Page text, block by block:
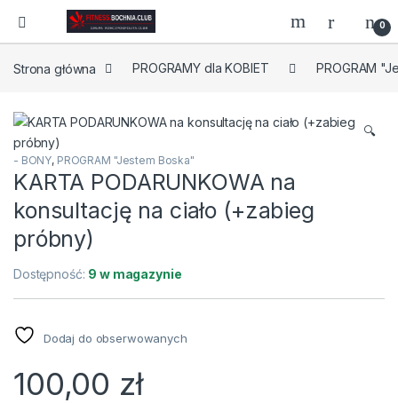
0
Strona główna PROGRAMY dla KOBIET PROGRAM
🔍
- BONY, PROGRAM "Jestem Boska"
KARTA PODARUNKOWA na
konsultację na ciało (+zabieg
próbny)
Dostępność: 9 w magazynie
Dodaj do obserwowanych
100,00 zł